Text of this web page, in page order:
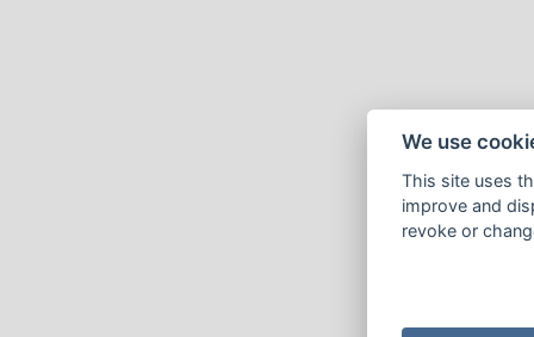
We use
This site uses
improve and
revoke or